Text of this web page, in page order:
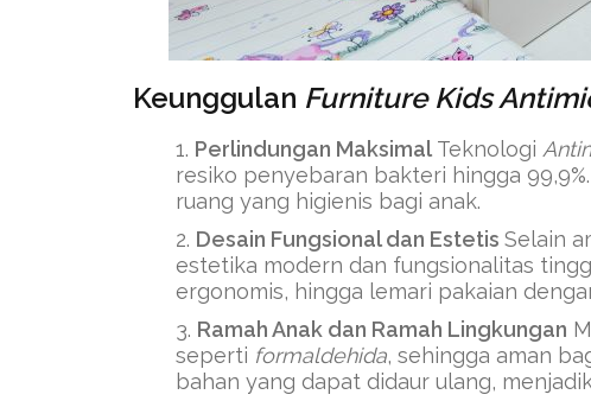
⁠Keunggulan Furniture Kids
Perlindungan Maksimal Teknologi
resiko penyebaran bakteri hingga
ruang yang higienis bagi anak.
Desain Fungsional dan Estetis Selain
estetika modern dan fungsionalitas
ergonomis, hingga lemari pakaian
Ramah Anak dan Ramah Lingkungan
seperti formaldehida, sehingga aman
bahan yang dapat didaur ulang,